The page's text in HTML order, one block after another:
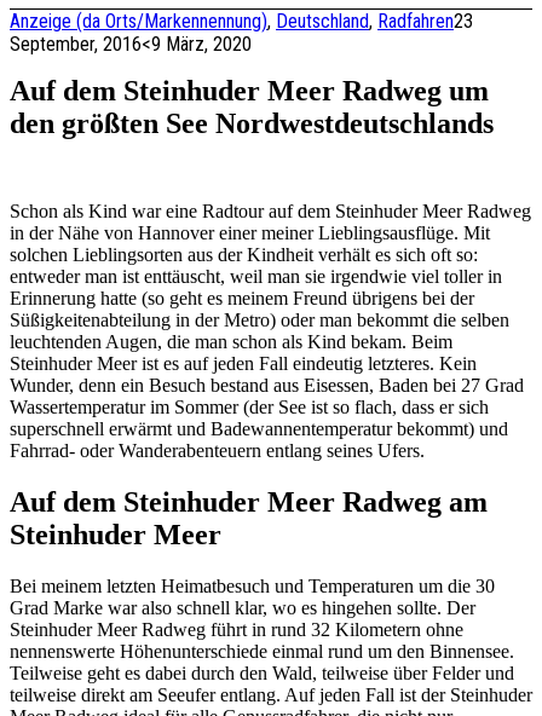
Anzeige (da Orts/Markennennung), Deutschland, Radfahren23
September, 2016<9 März, 2020
Auf dem Steinhuder Meer Radweg um
den größten See Nordwestdeutschlands
Schon als Kind war eine Radtour auf dem Steinhuder Meer Radweg
in der Nähe von Hannover einer meiner Lieblingsausflüge. Mit
solchen Lieblingsorten aus der Kindheit verhält es sich oft so:
entweder man ist enttäuscht, weil man sie irgendwie viel toller in
Erinnerung hatte (so geht es meinem Freund übrigens bei der
Süßigkeitenabteilung in der Metro) oder man bekommt die selben
leuchtenden Augen, die man schon als Kind bekam. Beim
Steinhuder Meer ist es auf jeden Fall eindeutig letzteres. Kein
Wunder, denn ein Besuch bestand aus Eisessen, Baden bei 27 Grad
Wassertemperatur im Sommer (der See ist so flach, dass er sich
superschnell erwärmt und Badewannentemperatur bekommt) und
Fahrrad- oder Wanderabenteuern entlang seines Ufers.
Auf dem Steinhuder Meer Radweg am
Steinhuder Meer
Bei meinem letzten Heimatbesuch und Temperaturen um die 30
Grad Marke war also schnell klar, wo es hingehen sollte. Der
Steinhuder Meer Radweg führt in rund 32 Kilometern ohne
nennenswerte Höhenunterschiede einmal rund um den Binnensee.
Teilweise geht es dabei durch den Wald, teilweise über Felder und
teilweise direkt am Seeufer entlang. Auf jeden Fall ist der Steinhuder